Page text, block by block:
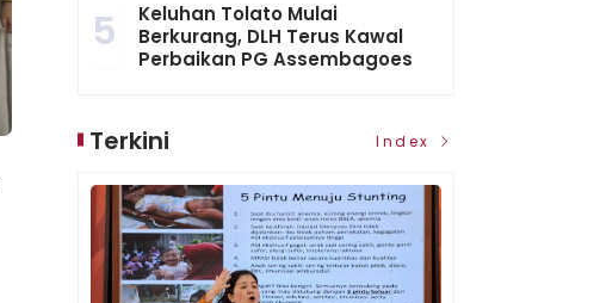
5
Keluhan Tolato Mulai
Berkurang, DLH Terus Kawal
Perbaikan PG Assembagoes
Terkini Index